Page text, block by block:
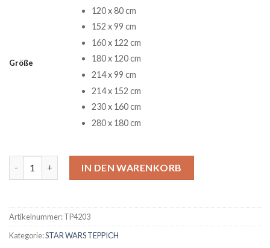
Größe
120 x 80 cm
152 x 99 cm
160 x 122 cm
180 x 120 cm
214 x 99 cm
214 x 152 cm
230 x 160 cm
280 x 180 cm
IN DEN WARENKORB
Artikelnummer:TP4203
Kategorie:STAR WARS TEPPICH